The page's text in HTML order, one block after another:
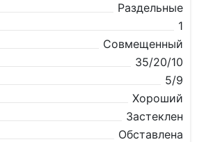
Раздельные
1
Совмещенный
35/20/10
5/9
Хороший
Застеклен
Обставлена